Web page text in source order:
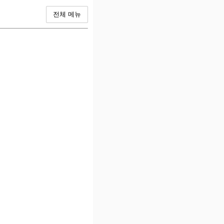
전체 메뉴